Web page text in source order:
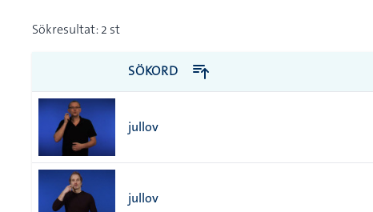
Sökresultat: 2 st
SÖKORD
jullov
jullov